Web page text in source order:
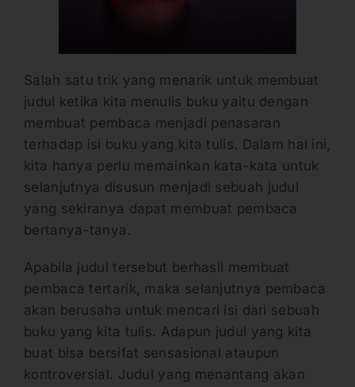
Salah satu trik yang menarik untuk membuat
judul ketika kita menulis buku yaitu dengan
membuat pembaca menjadi penasaran
terhadap isi buku yang kita tulis. Dalam hal ini,
kita hanya perlu memainkan kata-kata untuk
selanjutnya disusun menjadi sebuah judul
yang sekiranya dapat membuat pembaca
bertanya-tanya.
Apabila judul tersebut berhasil membuat
pembaca tertarik, maka selanjutnya pembaca
akan berusaha untuk mencari isi dari sebuah
buku yang kita tulis. Adapun judul yang kita
buat bisa bersifat sensasional ataupun
kontroversial. Judul yang menantang akan